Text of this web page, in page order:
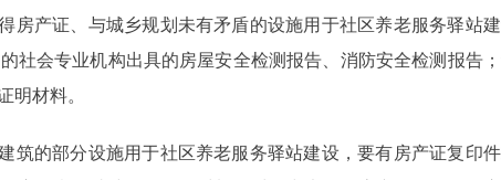
产证、与城乡规划未有矛盾的设施用于社区养老服务驿站
社会专业机构出具的房屋安全检测报告、消防安全检测报告
明材料。
的部分设施用于社区养老服务驿站建设，要有房产证复印